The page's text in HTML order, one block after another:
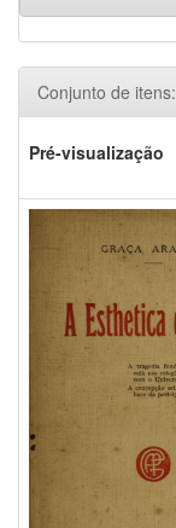
Conjunto de itens:
Pré-visualização